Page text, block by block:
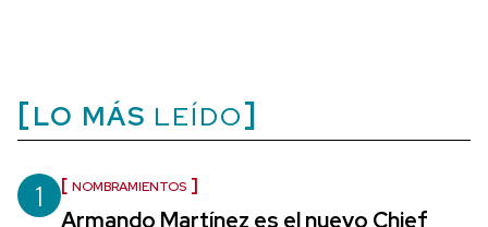
LO MÁS LEÍDO
1 NOMBRAMIENTOS
Armando Martínez es el nuevo Chief